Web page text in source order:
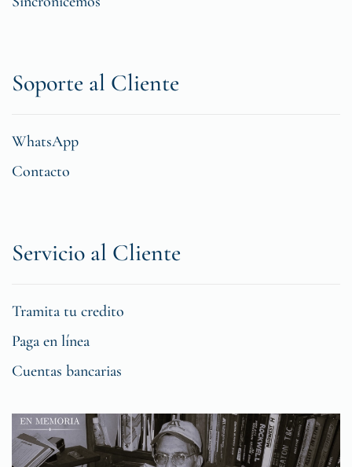
Soporte al Cliente
WhatsApp
Contacto
Servicio al Cliente
Tramita tu credito
Paga en línea
Cuentas bancarias